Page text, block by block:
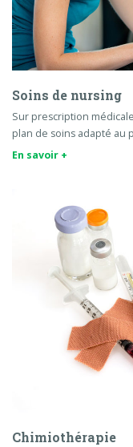
Soins de nursing
Sur prescription
plan de soins adapté au
En savoir +
Chimiothérapie